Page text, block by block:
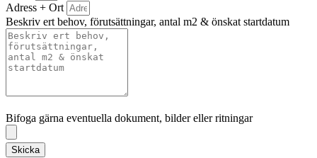
Adress + Ort
Beskriv ert behov, förutsättningar, antal m2 & önskat startdatum
Bifoga gärna eventuella dokument, bilder eller ritningar
Skicka